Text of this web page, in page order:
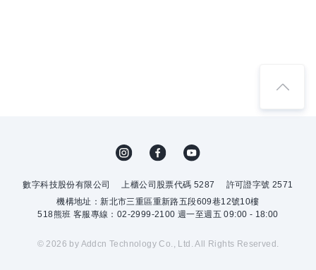
數字科技股份有限公司 上櫃公司股票代碼 5287
許可證字號 2571
機構地址：新北市三重區重新路五段609巷12號10樓
518熊班 客服專線：02-2999-2100 週一至週五 09:00 - 18:00
© 2026 by Addcn Technology Co., Ltd. All Rights Reserved.